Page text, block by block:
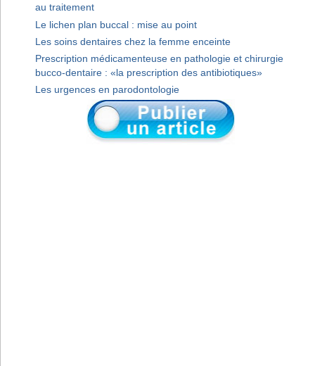
au traitement
Le lichen plan buccal : mise au point
Les soins dentaires chez la femme enceinte
Prescription médicamenteuse en pathologie et chirurgie
bucco-dentaire : «la prescription des antibiotiques»
Les urgences en parodontologie